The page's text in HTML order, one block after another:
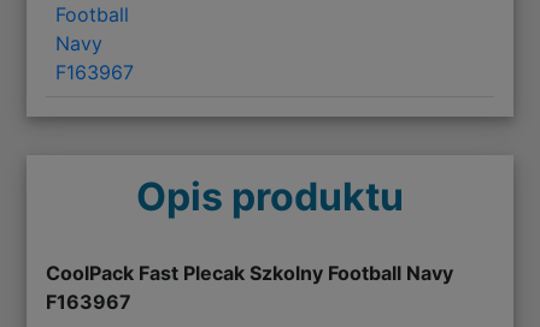
Football
Navy
F163967
Opis produktu
CoolPack Fast Plecak Szkolny Football Navy
F163967